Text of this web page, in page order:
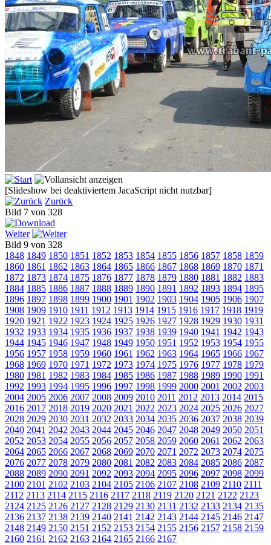
[Slideshow bei deaktiviertem JacaScript nicht nutzbar]
Zurück
Bild 7 von 328
Weiter
Bild 9 von 328
1848 1849 1850 1851 1852 1853 1854 1855 1856 1857 1858 1859
1860 1861 1862 1863 1864 1865 1866 1867 1868 1869 1870 1871
1872 1873 1874 1875 1876 1877 1878 1879 1880 1881 1882 1883
1884 1885 1886 1887 1888 1889 1890 1891 1892 1893 1894 1895
1896 1897 1898 1899 1900 1901 1902 1903 1904 1905 1906 1907
1908 1909 1910 1911 1912 1913 1914 1915 1916 1917 1918 1919
1920 1921 1922 1923 1924 1925 1926 1927 1928 1929 1930 1931
1932 1933 1934 1935 1936 1937 1938 1939 1940 1941 1942 1943
1944 1945 1946 1947 1948 1949 1950 1951 1952 1953 1954 1955
1956 1957 1958 1959 1960 1961 1962 1963 1964 1965 1966 1967
1968 1969 1970 1971 1972 1973 1974 1975 1976 1977 1978 1979
1980 1981 1982 1983 1984 1985 1986 1987 1988 1989 1990 1991
1992 1993 1994 1995 1996 1997 1998 1999 2000 2001 2002 2003
2004 2005 2006 2007 2008 2009 2010 2011 2012 2013 2014 2015
2016 2017 2018 2019 2020 2021 2022 2023 2024 2025 2026 2027
2028 2029 2030 2031 2032 2033 2034 2035 2036 2037 2038 2039
2040 2041 2042 2043 2044 2045 2046 2047 2048 2049 2050 2051
2052 2053 2054 2055 2056 2057 2058 2059 2060 2061 2062 2063
2064 2065 2066 2067 2068 2069 2070 2071 2072 2073 2074 2075
2076 2077 2078 2079 2080 2081 2082 2083 2084 2085 2086 2087
2088 2089 2090 2091 2092 2093 2094 2095 2096 2097 2098 2099
2100 2101 2102 2103 2104 2105 2106 2107 2108 2109 2110 2111
2112 2113 2114 2115 2116 2117 2118 2119 2120 2121 2122 2123
2124 2125 2126 2127 2128 2129 2130 2131 2132 2133 2134 2135
2136 2137 2138 2139 2140 2141 2142 2143 2144 2145 2146 2147
2148 2149 2150 2151 2152 2153 2154 2155 2156 2157 2158 2159
2160 2161 2162 2163 2164 2165 2166 2167